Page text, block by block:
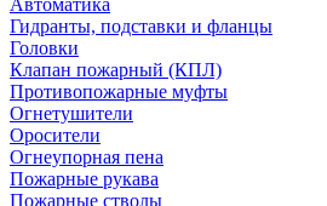
Автоматика
Гидранты, подставки и фланцы
Головки
Клапан пожарный (КПЛ)
Противопожарные муфты
Огнетушители
Оросители
Огнеупорная пена
Пожарные рукава
Пожарные стволы